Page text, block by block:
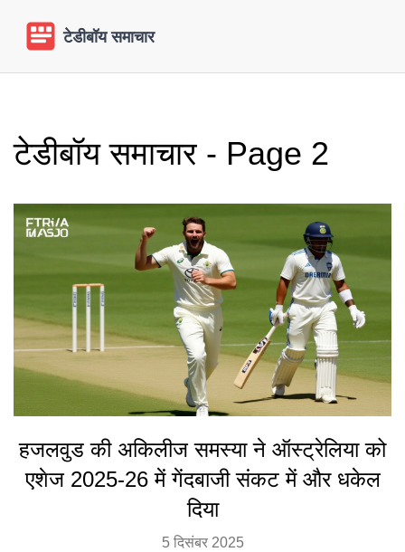
टेडीबॉय समाचार - Page 2
हजलवुड की अकिलीज समस्या ने ऑस्ट्रेलिया को
एशेज 2025-26 में गेंदबाजी संकट में और धकेल
दिया
5 दिसंबर 2025